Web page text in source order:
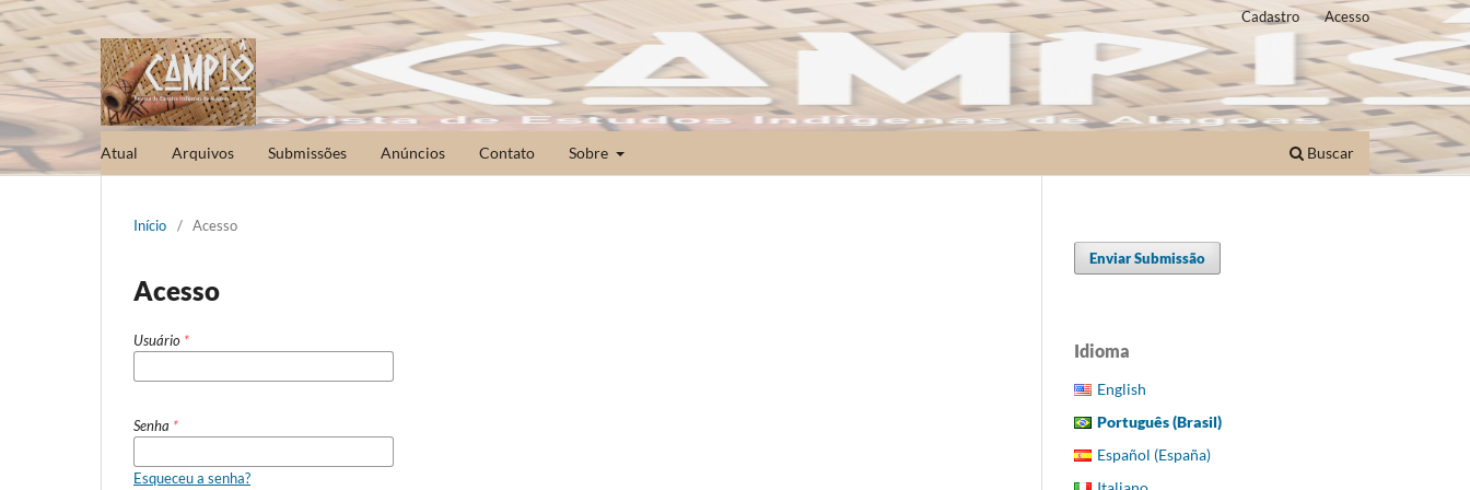
Atual Arquivos Submissões Anúncios Contato Sobre Buscar
Cadastro Acesso
Início / Acesso
Acesso
Usuário *
Senha *
Esqueceu a senha?
Enviar Submissão
Idioma
English
Português (Brasil)
Español (España)